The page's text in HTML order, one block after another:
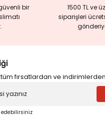
bir
1500 TL ve
siparişleri
fırsatlardan ve